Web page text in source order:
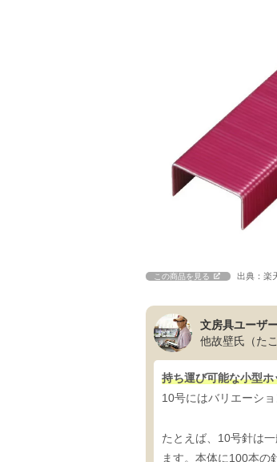
この商品を見る 出典：楽
文房具ユーザ
他故壁氏（た
持ち運び可能な小型
10号にはバリエーショ
たとえば、10号針は
ます。本体に100本の